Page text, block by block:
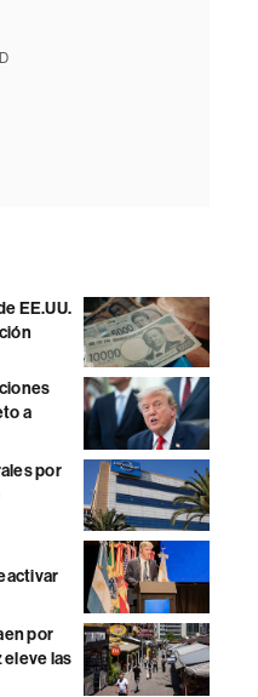
EE.UU.
a
por
por
eleve las